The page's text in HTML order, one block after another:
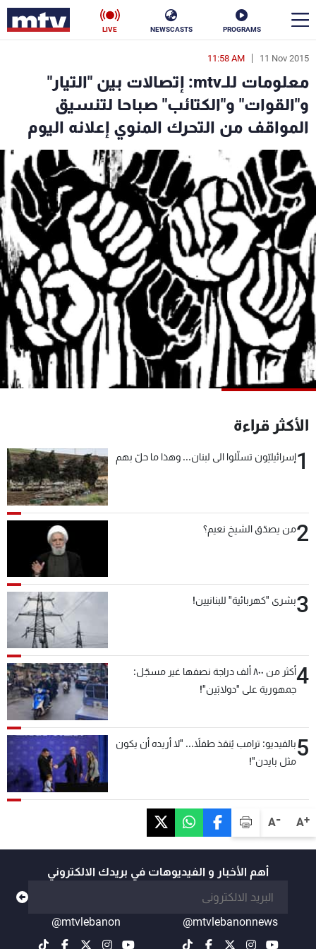
PROGRAMS
NEWSCASTS
LIVE
A+
A-
11 Nov 2015
11:58 AM
معلومات للـmtv: إتصالات بين "التيار"
و"القوات" و"الكتائب" صباحا لتنسيق
المواقف من التحرك المنوي إعلانه اليوم
الأكثر قراءة
1إسرائيليّون تسلّلوا الى لبنان... وهذا ما حلّ بهم
2من يصدّق الشيخ نعيم؟
3بشرى "كهربائية" للبنانيين!
4
أكثر من ٨٠٠ ألف دراجة نصفها غير مسجّل:
جمهورية على "دولابَين"!
5بالفيديو: ترامب يُنقذ طفلاً... "لا أريده أن يكون
مثل بايدن"!
أهم الأخبار و الفيديوهات في بريدك الالكتروني
@mtvlebanonnews
@mtvlebanon
en
الأخبار
سياسة ناس
إقتصاد فن
منوعات رياضة
كأس العالم
البرامج
جدول البرامج
شاهد البرامج
الترددات
لاعلاناتكم